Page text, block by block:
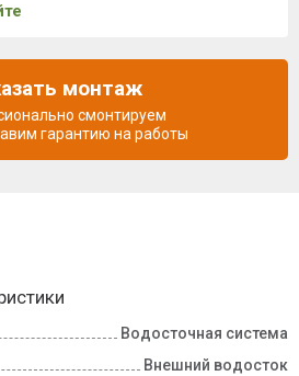
Водосточная система
Внешний водосток
монтаж
смонтируем
гарантию на работы